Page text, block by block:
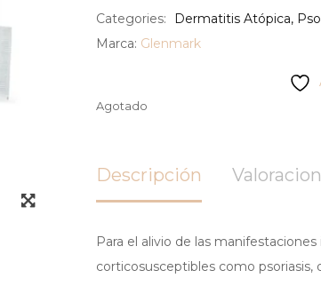
Categories: Dermatitis Atópica,
Marca: Glenmark
Agotado
Descripción
Para el alivio de las
corticosusceptibles como psoriasis,